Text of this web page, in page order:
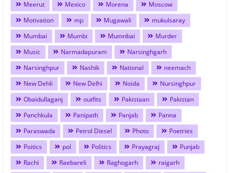
Meerut
Mexico Morena
Moscow
Motivation
mp Mugawali
mukulsaray
Mumbai
Mumbi Mumnbai
Murder
Music
Narmadapuram
Narsinghgarh
Narsinghpur
Nashik National
neemach
New Dehli
New Delhi Noida
Nursinghpur
Obaidullaganj
outfits Pakistaan
Pakistan
Panchkula
Panipath Panjab
Panna
Paraswada
Petrol Diesel Photo
Poetries
Poitics
pol Politics Prayagraj
Punjab
Rachi
Raebareli Raghogarh
raigarh